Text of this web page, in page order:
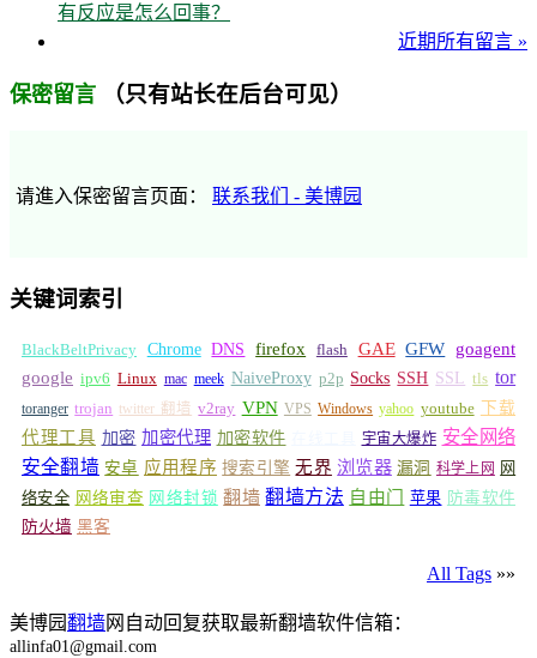
有反应是怎么回事？
近期所有留言 »
保密留言 （只有站长在后台可见）
请進入保密留言页面： 联系我们 - 美博园
关键词索引
BlackBeltPrivacy Chrome DNS firefox flash GAE GFW
goagent
google ipv6 Linux mac meek NaiveProxy p2p Socks SSH SSL tls tor
toranger trojan twitter 翻墙 v2ray VPN VPS Windows yahoo youtube 下载
代理工具 加密 加密代理 加密软件 宇宙大爆炸 安全网络
安全翻墙 安卓 应用程序 搜索引擎 无界 浏览器 漏洞 科学上网 网
络安全 网络审查 网络封锁 翻墙 翻墙方法 自由门 苹果 防毒软件
防火墙 黑客
All Tags »»
美博园翻墙网自动回复获取最新翻墙软件信箱：
allinfa01@gmail.com